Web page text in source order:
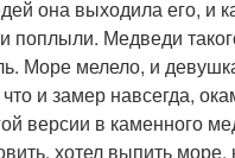
она выходила его, и
поплыли. Медведи
Море мелело, и
что и замер навсегда,
версии в каменного
хотел выпить